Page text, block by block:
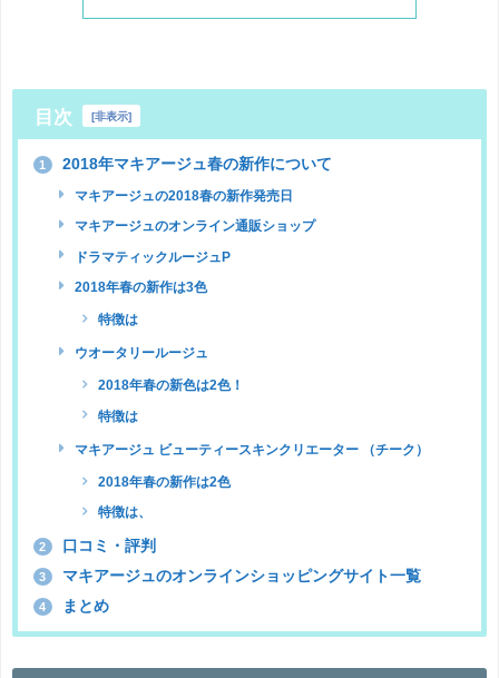
目次 [非表示]
1 2018年マキアージュ春の新作について
マキアージュの2018春の新作発売日
マキアージュのオンライン通販ショップ
ドラマティックルージュP
2018年春の新作は3色
特徴は
ウオータリールージュ
2018年春の新色は2色！
特徴は
マキアージュ ビューティースキンクリエーター （チーク）
2018年春の新作は2色
特徴は、
2 口コミ・評判
3 マキアージュのオンラインショッピングサイト一覧
4 まとめ